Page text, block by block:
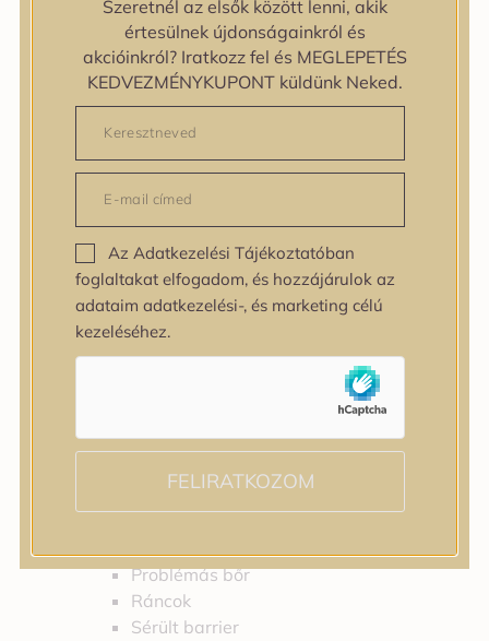
zipiderm
Bőrállapot
Bőrállapot
Bőrtípus
Bőrtípus
Kombinált
Száraz
Zsíros
Bőrprobléma
Bőrprobléma
Bőrpír
Dehidratált bőr
Érzékeny bőr
Fakóság
Problémás bőr
Ráncok
Sérült barrier
Szeretnél az elsők között lenni, akik
értesülnek újdonságainkról és
akcióinkról? Iratkozz fel és MEGLEPETÉS
KEDVEZMÉNYKUPONT küldünk Neked.
Az Adatkezelési Tájékoztatóban
foglaltakat elfogadom, és hozzájárulok az
adataim adatkezelési-, és marketing célú
kezeléséhez.
FELIRATKOZOM